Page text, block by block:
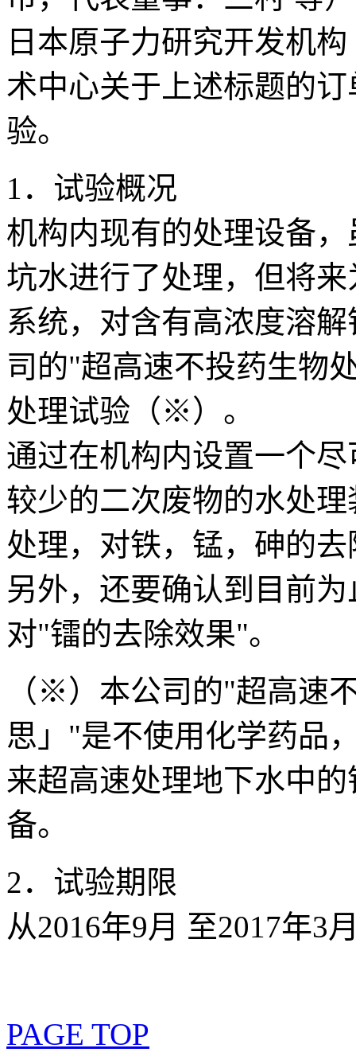
日本原子力研究开发机
术中心关于上述标题的
验。
1．试验概况
机构内现有的处理设备
坑水进行了处理，但将
系统，对含有高浓度溶
司的"超高速不投药生物
处理试验（※）。
通过在机构内设置一个
较少的二次废物的水处
处理，对铁，锰，砷的
另外，还要确认到目前
对"镭的去除效果"。
（※）本公司的"超高速
思」"是不使用化学药品
来超高速处理地下水中
备。
2．试验期限
从2016年9月 至2017年3
PAGE TOP